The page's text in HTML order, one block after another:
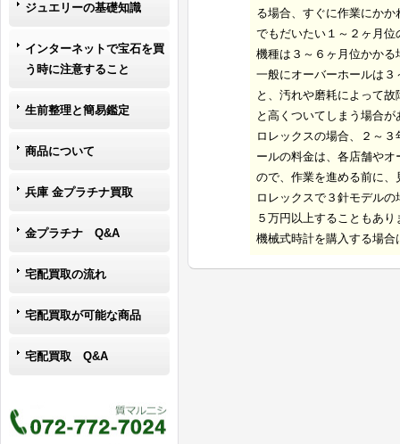
ジュエリーの基礎知識
インターネットで宝石を買
う時に注意すること
生前整理と簡易鑑定
商品について
兵庫 金プラチナ買取
金プラチナ Q&A
宅配買取の流れ
宅配買取が可能な商品
宅配買取 Q&A
る場合、すぐに作業にか
でもだいたい１～２ヶ月
機種は３～６ヶ月位かかる
一般にオーバーホールは
と、汚れや磨耗によって
と高くついてしまう場合が
ロレックスの場合、２～
ールの料金は、各店舗や
ので、作業を進める前に
ロレックスで３針モデル
５万円以上することもあり
機械式時計を購入する場